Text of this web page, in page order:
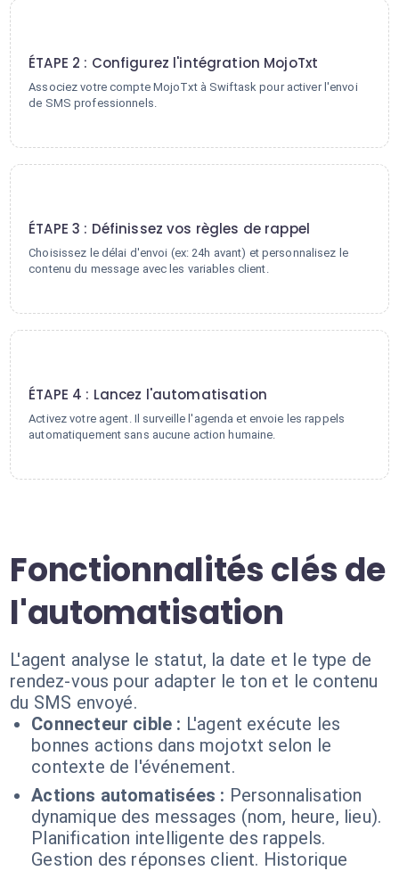
ÉTAPE 2 : Configurez l'intégration MojoTxt
Associez votre compte MojoTxt à Swiftask pour activer l'envoi
de SMS professionnels.
ÉTAPE 3 : Définissez vos règles de rappel
Choisissez le délai d'envoi (ex: 24h avant) et personnalisez le
contenu du message avec les variables client.
ÉTAPE 4 : Lancez l'automatisation
Activez votre agent. Il surveille l'agenda et envoie les rappels
automatiquement sans aucune action humaine.
Fonctionnalités clés de
l'automatisation
L'agent analyse le statut, la date et le type de
rendez-vous pour adapter le ton et le contenu
du SMS envoyé.
Connecteur cible : L'agent exécute les
bonnes actions dans mojotxt selon le
contexte de l'événement.
Actions automatisées : Personnalisation
dynamique des messages (nom, heure, lieu).
Planification intelligente des rappels.
Gestion des réponses client. Historique